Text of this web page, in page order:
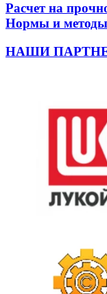
Расчет на
Нормы и методы
НАШИ